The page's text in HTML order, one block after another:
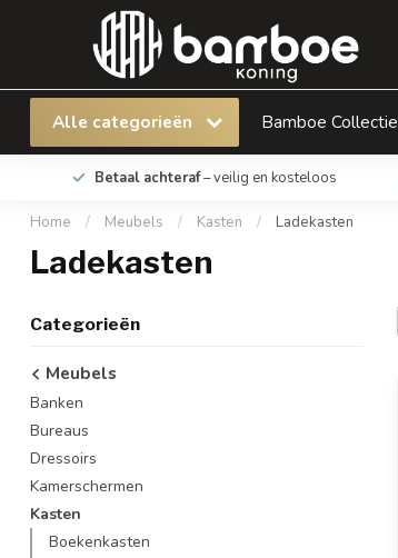
Alle categorieën Bamboe Collectie
Betaal achteraf– veilig en kosteloos
Home / Meubels / Kasten / Ladekasten
Ladekasten
Categorieën
Meubels
Banken
Bureaus
Dressoirs
Kamerschermen
Kasten
Boekenkasten